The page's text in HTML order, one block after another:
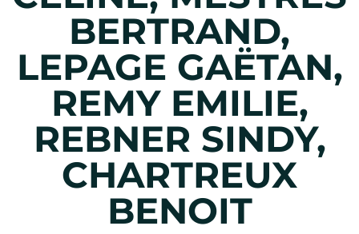
BERTRAND,
LEPAGE GAËTAN,
REMY EMILIE,
REBNER SINDY,
CHARTREUX
BENOIT